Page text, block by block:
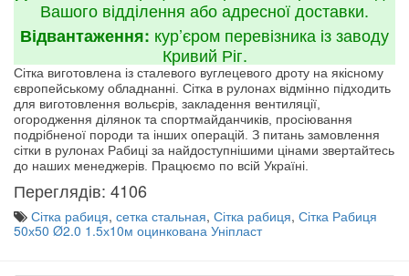
Вашого відділення або адресної доставки.
Відвантаження: кур’єром перевізника із заводу
Кривий Ріг.
Сітка виготовлена із сталевого вуглецевого дроту на якісному
європейському обладнанні. Сітка в рулонах відмінно підходить
для виготовлення вольєрів, закладення вентиляції,
огородження ділянок та спортмайданчиків, просіювання
подрібненої породи та інших операцій. З питань замовлення
сітки в рулонах Рабиці за найдоступнішими цінами звертайтесь
до наших менеджерів. Працюємо по всій Україні.
Переглядів: 4106
Сітка рабиця, сетка стальная, Сітка рабиця, Сітка Рабиця
50х50 Ø2.0 1.5х10м оцинкована Уніпласт